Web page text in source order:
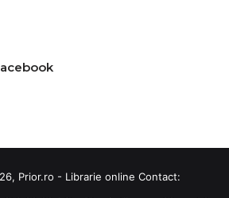
Prior.ro - Librarie online Contact: